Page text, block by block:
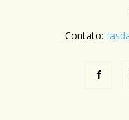
Contato: